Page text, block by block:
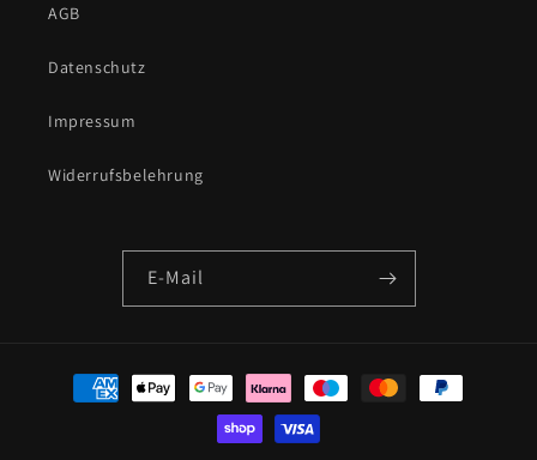
AGB
Datenschutz
Impressum
Widerrufsbelehrung
E-Mail
Zahlungsmethoden